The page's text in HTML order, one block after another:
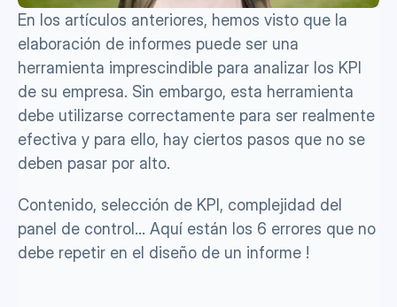
En los artículos anteriores, hemos visto que la
elaboración de informes puede ser una
herramienta imprescindible para analizar los KPI
de su empresa. Sin embargo, esta herramienta
debe utilizarse correctamente para ser realmente
efectiva y para ello, hay ciertos pasos que no se
deben pasar por alto.
Contenido, selección de KPI, complejidad del
panel de control... Aquí están los 6 errores que no
debe repetir en el diseño de un informe !